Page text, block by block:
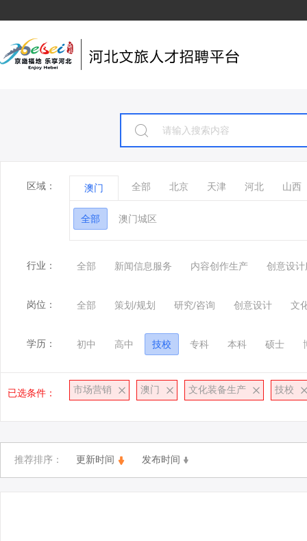
区域： 澳门 全部 北京 天津 河北 山西
全部 澳门城区
行业： 全部 新闻信息服务 内容创作生产 创意设计
岗位： 全部 策划/规划 研究/咨询 创意设计 文
学历： 初中 高中 技校 专科 本科 硕士
已选条件： 市场营销 澳门 文化装备生产 技校
推荐排序： 更新时间 发布时间